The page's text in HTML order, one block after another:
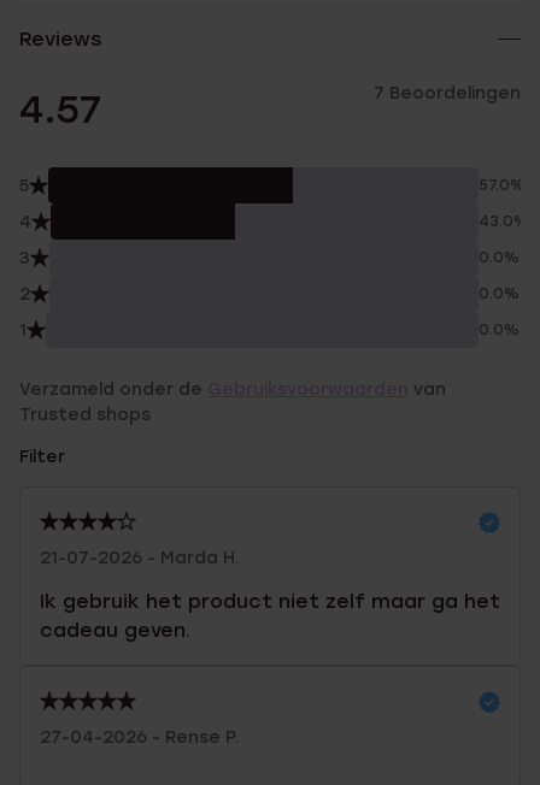
Reviews
4.57 7 Beoordelingen
5 57.0%
4 43.0%
3 0.0%
2 0.0%
1 0.0%
Verzameld onder de
van
Trusted shops
Filter
21-07-2026 - Marda H.
Ik gebruik het product niet zelf maar ga het
cadeau geven.
27-04-2026 - Rense P.